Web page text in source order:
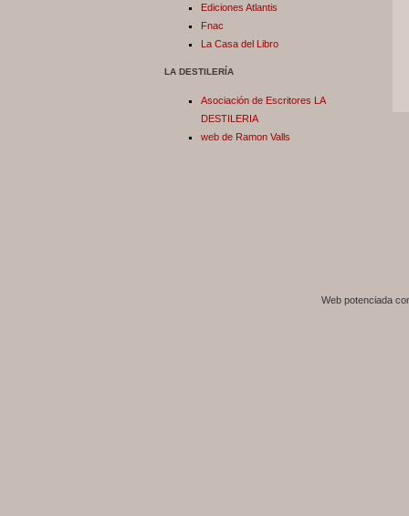
Ediciones Atlantis
Fnac
La Casa del Libro
LA DESTILERÍA
Asociación de Escritores LA
DESTILERIA
web de Ramon Valls
Web potenciada